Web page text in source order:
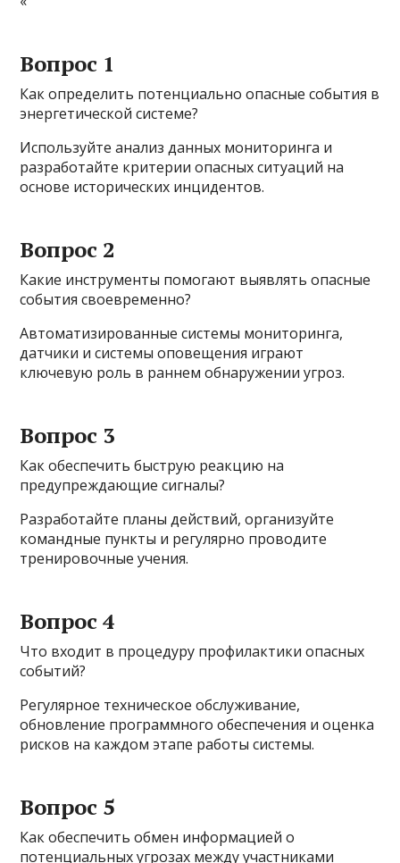
Вопрос 1
Как определить потенциально опасные события в
энергетической системе?
Используйте анализ данных мониторинга и
разработайте критерии опасных ситуаций на
основе исторических инцидентов.
Вопрос 2
Какие инструменты помогают выявлять опасные
события своевременно?
Автоматизированные системы мониторинга,
датчики и системы оповещения играют
ключевую роль в раннем обнаружении угроз.
Вопрос 3
Как обеспечить быструю реакцию на
предупреждающие сигналы?
Разработайте планы действий, организуйте
командные пункты и регулярно проводите
тренировочные учения.
Вопрос 4
Что входит в процедуру профилактики опасных
событий?
Регулярное техническое обслуживание,
обновление программного обеспечения и оценка
рисков на каждом этапе работы системы.
Вопрос 5
Как обеспечить обмен информацией о
потенциальных угрозах между участниками